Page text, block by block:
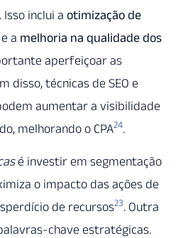
. Isso inclui a otimização de
a melhoria na qualidade dos
aperfeiçoar as
disso, técnicas de SEO e
aumentar a visibilidade
melhorando o CPA24.
é investir em segmentação
o impacto das ações de
de recursos23. Outra
chave estratégicas.